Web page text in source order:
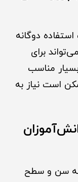
استفاده دوگانه
برای
مناسب
است نیاز به
به سن و سطح